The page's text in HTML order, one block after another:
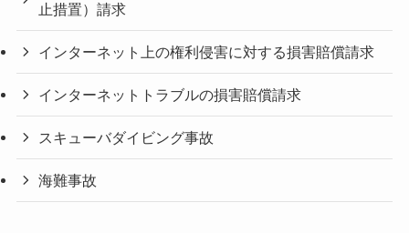
止措置）請求
インターネット上の権利侵害に対する損害賠償請求
インターネットトラブルの損害賠償請求
スキューバダイビング事故
海難事故